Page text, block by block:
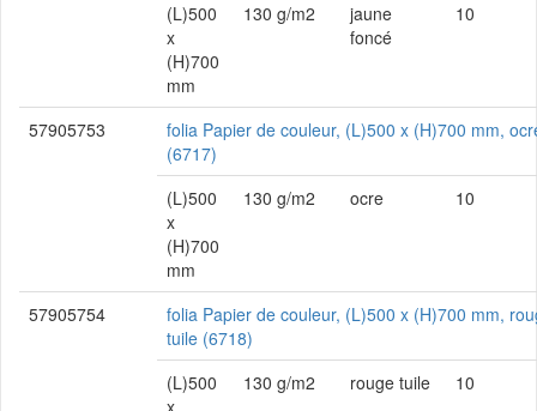
(L)500
x
(H)700
mm
130 g/m2
jaune
foncé
10
57905753
folia Papier de couleur, (L)500 x (H)700 mm,
(6717)
(L)500
x
(H)700
mm
130 g/m2 ocre 10
57905754
folia Papier de couleur, (L)500 x (H)700 mm,
tuile (6718)
(L)500
x
130 g/m2 rouge tuile 10